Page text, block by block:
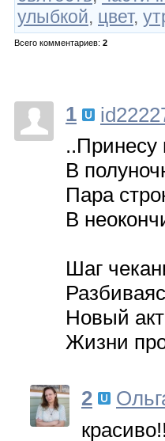
улыбкой, цвет,
Всего комментариев: 2
1
..Принесу
В
Пара
В
Шаг
Новый
Жизни
2